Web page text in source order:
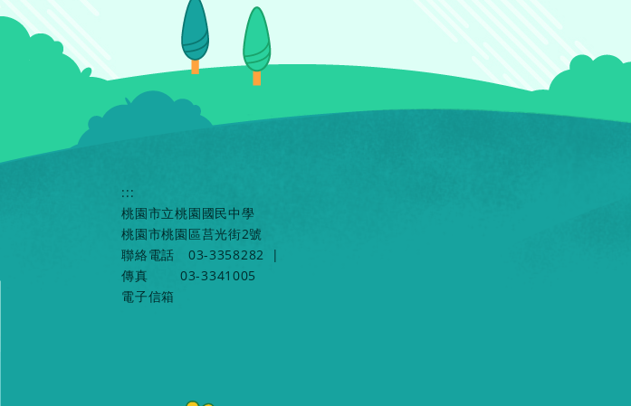
:::
桃園市立桃園國民中學
桃園市桃園區莒光街2號
聯絡電話
03-3358282
|
傳真
03-3341005
電子信箱